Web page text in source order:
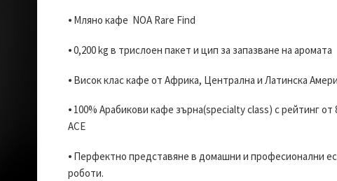
⦁ Мляно кафе NOA Rare Find
⦁ 0,200 kg в трислоен пакет и цип за запазване на аромата
⦁ Висок клас кафе от Африка, Централна и Латинска
⦁ 100% Арабикови кафе зърна(specialty class) с рейтинг от
ACE
⦁ Перфектно представяне в домашни и професионални
роботи.